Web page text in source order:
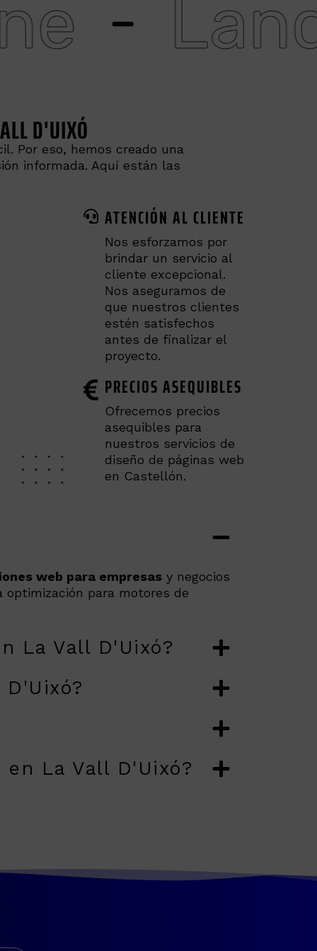
D'UIXÓ
Por eso, hemos creado una
informada. Aquí están las
ATENCIÓN AL CLIENTE
Nos esforzamos por
brindar un servicio al
cliente excepcional.
Nos aseguramos de
que nuestros clientes
estén satisfechos
antes de finalizar el
proyecto.
PRECIOS ASEQUIBLES
Ofrecemos precios
asequibles para
nuestros servicios de
diseño de páginas web
en Castellón.
web para empresas y negocios
optimización para motores de
La Vall D'Uixó?
La Vall D'Uixó?